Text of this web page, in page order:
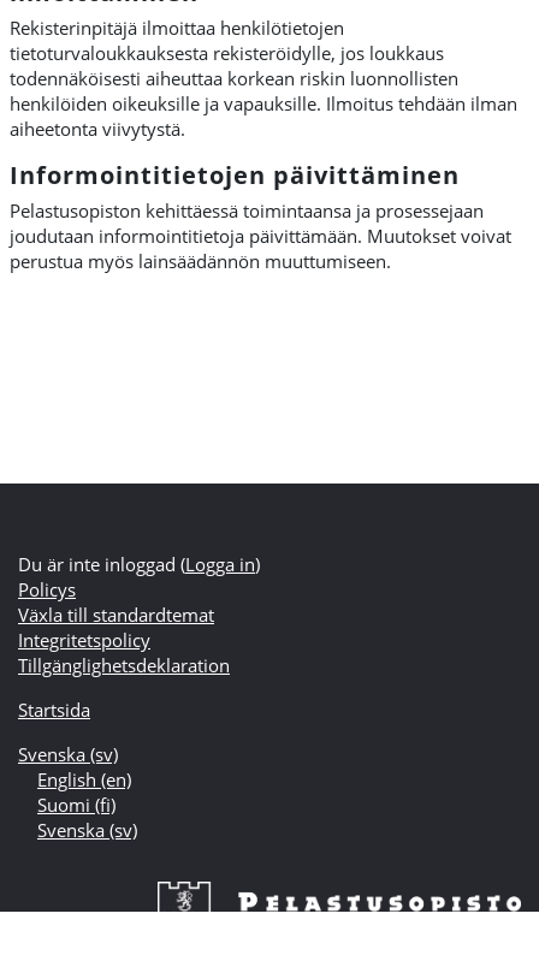
Rekisterinpitäjä ilmoittaa henkilötietojen
tietoturvaloukkauksesta rekisteröidylle, jos loukkaus
todennäköisesti aiheuttaa korkean riskin luonnollisten
henkilöiden oikeuksille ja vapauksille. Ilmoitus tehdään ilman
aiheetonta viivytystä.
Informointitietojen päivittäminen
Pelastusopiston kehittäessä toimintaansa ja prosessejaan
joudutaan informointitietoja päivittämään. Muutokset voivat
perustua myös lainsäädännön muuttumiseen.
Du är inte inloggad (Logga in)
Policys
Växla till standardtemat
Integritetspolicy
Tillgänglighetsdeklaration
Startsida
Svenska ‎(sv)‎
English ‎(en)‎
Suomi ‎(fi)‎
Svenska ‎(sv)‎